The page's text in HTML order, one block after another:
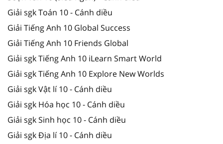
Giải sgk Toán 10 - Cánh diều
Giải Tiếng Anh 10 Global Success
Giải Tiếng Anh 10 Friends Global
Giải sgk Tiếng Anh 10 iLearn Smart World
Giải sgk Tiếng Anh 10 Explore New Worlds
Giải sgk Vật lí 10 - Cánh diều
Giải sgk Hóa học 10 - Cánh diều
Giải sgk Sinh học 10 - Cánh diều
Giải sgk Địa lí 10 - Cánh diều